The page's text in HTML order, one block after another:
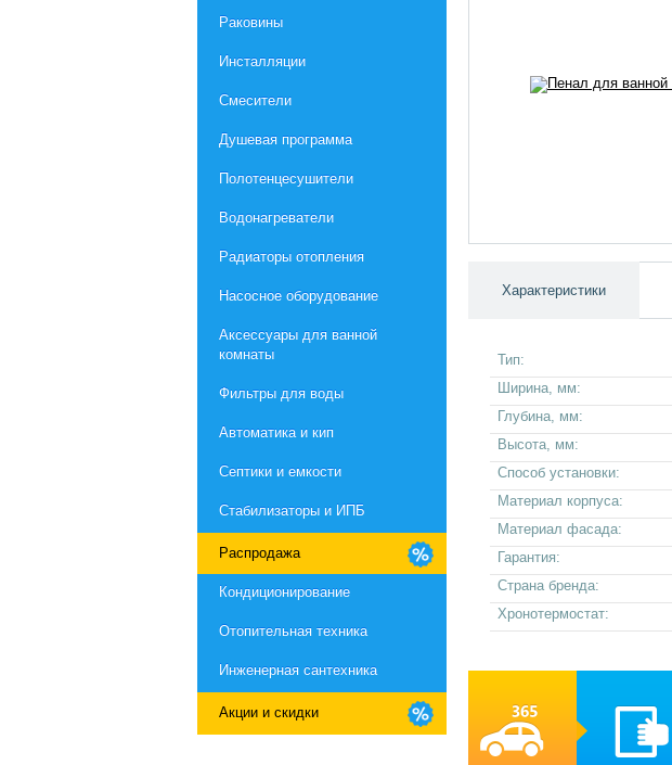
Раковины
Инсталляции
Смесители
Душевая программа
Полотенцесушители
Водонагреватели
Радиаторы отопления
Насосное оборудование
Aксессуары для ванной
комнаты
Фильтры для воды
Автоматика и кип
Септики и емкости
Стабилизаторы и ИПБ
Распродажа
Кондиционирование
Отопительная техника
Инженерная сантехника
Акции и скидки
Характеристики
Тип:
Ширина, мм:
Глубина, мм:
Высота, мм:
Способ установки:
Материал корпуса:
Материал фасада:
Гарантия:
Страна бренда:
Хронотермостат: